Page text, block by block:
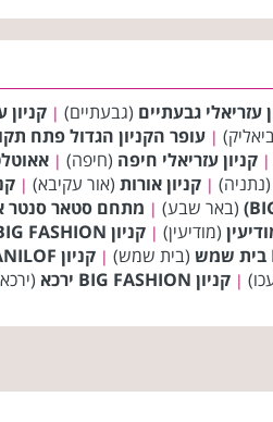
עזריאלי גבעתיים (גבעתיים) | קניון
| עופר הקניון הגדול פתח
| קניון עזריאלי חיפה (חיפה) |
(נתניה) | קניון אורות (אור עקיבא) |
(באר שבע) | מתחם סטאר סנטר
(מודיעין) | קניון BIG FASHION נצרת
(בית שמש) | קניון BIG FASHION DANILOF טבריה
| קניון BIG FASHION ירכא